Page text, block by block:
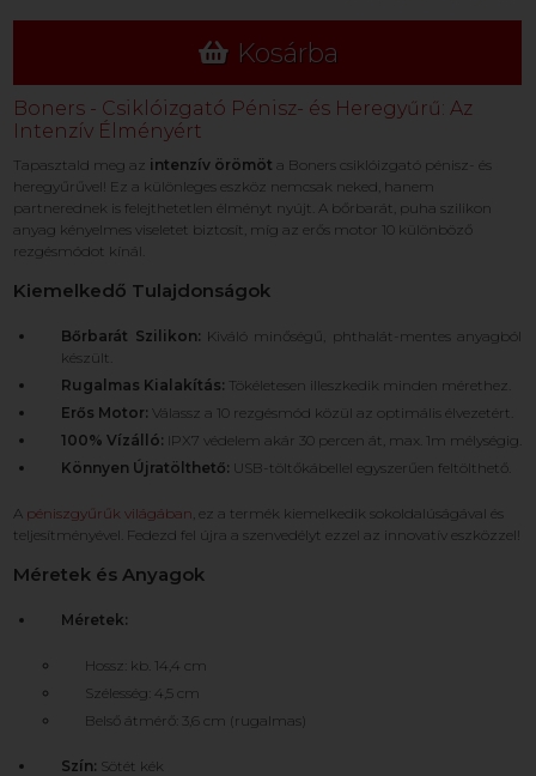
Kosárba
Boners - Csiklóizgató Pénisz- és Heregyűrű: Az
Intenzív Élményért
Tapasztald meg az intenzív örömöt a Boners csiklóizgató pénisz- és
heregyűrűvel! Ez a különleges eszköz nemcsak neked, hanem
partnerednek is felejthetetlen élményt nyújt. A bőrbarát, puha szilikon
anyag kényelmes viseletet biztosít, míg az erős motor 10 különböző
rezgésmódot kínál.
Kiemelkedő Tulajdonságok
Bőrbarát Szilikon: Kiváló minőségű, phthalát-mentes anyagból
készült.
Rugalmas Kialakítás: Tökéletesen illeszkedik minden mérethez.
Erős Motor: Válassz a 10 rezgésmód közül az optimális élvezetért.
100% Vízálló: IPX7 védelem akár 30 percen át, max. 1m mélységig.
Könnyen Újratölthető: USB-töltőkábellel egyszerűen feltölthető.
A péniszgyűrűk világában, ez a termék kiemelkedik sokoldalúságával és
teljesítményével. Fedezd fel újra a szenvedélyt ezzel az innovatív eszközzel!
Méretek és Anyagok
Méretek:
Hossz: kb. 14,4 cm
Szélesség: 4,5 cm
Belső átmérő: 3,6 cm (rugalmas)
Szín: Sötét kék